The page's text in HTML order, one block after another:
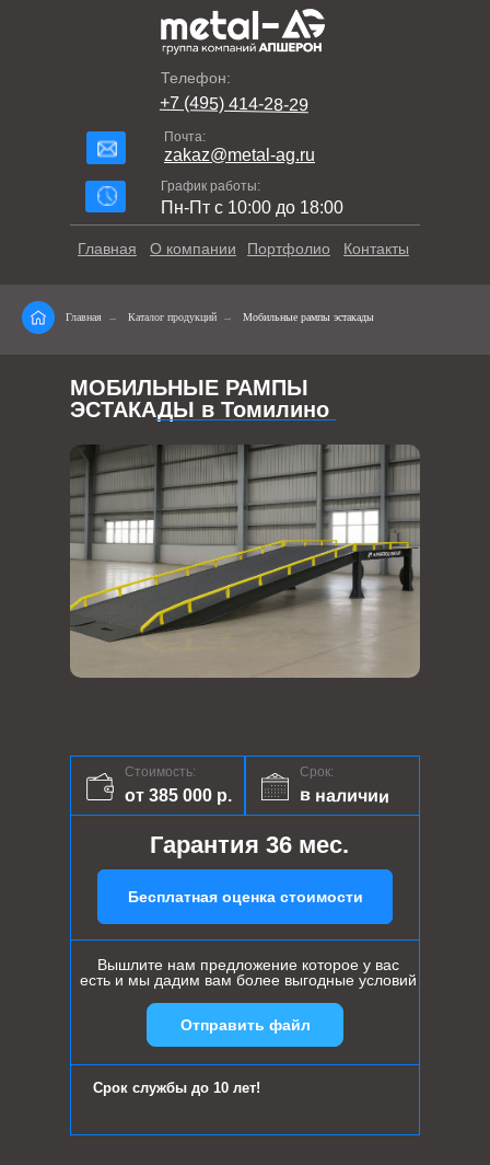
Телефон:
+7 (495) 414-28-29
Почта:
zakaz@metal-ag.ru
График работы:
Пн-Пт с 10:00 до 18:00
Контакты
Портфолио
О компании
Главная
Главная → Каталог продукций → Мобильные рампы эстакады
МОБИЛЬНЫЕ РАМПЫ
ЭСТАКАДЫ в Томилино
Срок:
в наличии
Стоимость:
от 385 000 р.
Гарантия 36 мес.
Бесплатная оценка стоимости
Вышлите нам предложение которое у вас
есть и мы дадим вам более выгодные условий
Срок службы до 10 лет!
Отправить файл